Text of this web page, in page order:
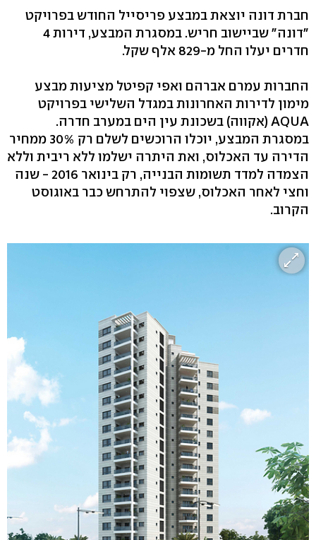
חברת דונה יוצאת במבצע פריסייל החודש בפרויקט
"דונה" שביישוב חריש. במסגרת המבצע, דירות 4
חדרים יעלו החל מ-829 אלף שקל.
החברות עמרם אברהם ואפי קפיטל מציעות מבצע
מימון לדירות האחרונות במגדל השלישי בפרויקט
AQUA (אקווה) בשכונת עין הים במערב חדרה.
במסגרת המבצע, יוכלו הרוכשים לשלם רק 30% ממחיר
הדירה עד האכלוס, ואת היתרה ישלמו ללא ריבית וללא
הצמדה למדד תשומות הבנייה, רק בינואר 2016 - שנה
וחצי לאחר האכלוס, שצפוי להתרחש כבר באוגוסט
הקרוב.